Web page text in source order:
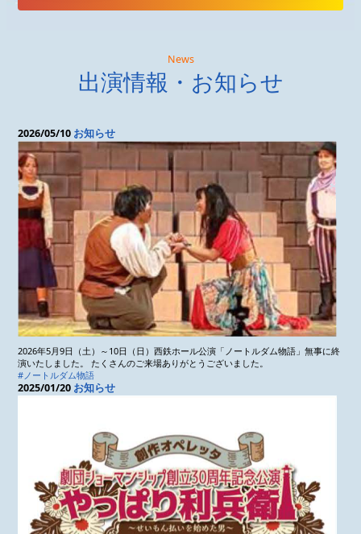
News
出演情報・お知らせ
2026/05/10 お知らせ
2026年5月9日（土）～10日（日）西鉄ホール公演「ノートルダム物語」無事に終
演いたしました。 たくさんのご来場ありがとうございました。
#ノートルダム物語
2025/01/20 お知らせ